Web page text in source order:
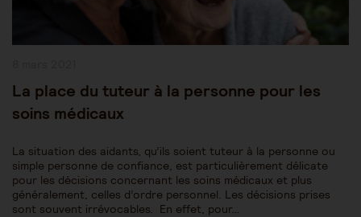
La place du tuteur à la personne pour les
soins médicaux
La situation des aidants, qu’ils soient tuteur à la personne ou
simple personne de confiance, est particulièrement délicate
pour les décisions concernant les soins médicaux et plus
généralement, celles d’ordre personnel. Les décisions prises
sont souvent irrévocables. En effet, pour…